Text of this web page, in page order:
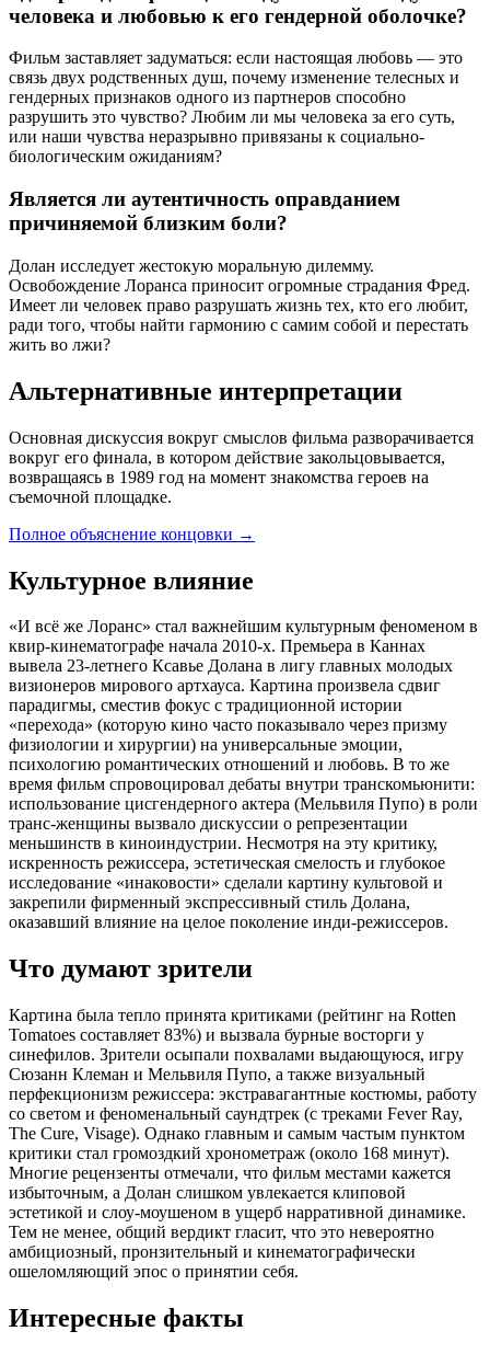
человека и любовью к его гендерной оболочке?
Фильм заставляет задуматься: если настоящая любовь — это
связь двух родственных душ, почему изменение телесных и
гендерных признаков одного из партнеров способно
разрушить это чувство? Любим ли мы человека за его суть,
или наши чувства неразрывно привязаны к социально-
биологическим ожиданиям?
Является ли аутентичность оправданием
причиняемой близким боли?
Долан исследует жестокую моральную дилемму.
Освобождение Лоранса приносит огромные страдания Фред.
Имеет ли человек право разрушать жизнь тех, кто его любит,
ради того, чтобы найти гармонию с самим собой и перестать
жить во лжи?
Альтернативные интерпретации
Основная дискуссия вокруг смыслов фильма разворачивается
вокруг его финала, в котором действие закольцовывается,
возвращаясь в 1989 год на момент знакомства героев на
съемочной площадке.
Полное объяснение концовки →
Культурное влияние
«И всё же Лоранс» стал важнейшим культурным феноменом в
квир-кинематографе начала 2010-х. Премьера в Каннах
вывела 23-летнего Ксавье Долана в лигу главных молодых
визионеров мирового артхауса. Картина произвела сдвиг
парадигмы, сместив фокус с традиционной истории
«перехода» (которую кино часто показывало через призму
физиологии и хирургии) на универсальные эмоции,
психологию романтических отношений и любовь. В то же
время фильм спровоцировал дебаты внутри транскомьюнити:
использование цисгендерного актера (Мельвиля Пупо) в роли
транс-женщины вызвало дискуссии о репрезентации
меньшинств в киноиндустрии. Несмотря на эту критику,
искренность режиссера, эстетическая смелость и глубокое
исследование «инаковости» сделали картину культовой и
закрепили фирменный экспрессивный стиль Долана,
оказавший влияние на целое поколение инди-режиссеров.
Что думают зрители
Картина была тепло принята критиками (рейтинг на Rotten
Tomatoes составляет 83%) и вызвала бурные восторги у
синефилов. Зрители осыпали похвалами выдающуюся, игру
Сюзанн Клеман и Мельвиля Пупо, а также визуальный
перфекционизм режиссера: экстравагантные костюмы, работу
со светом и феноменальный саундтрек (с треками Fever Ray,
The Cure, Visage). Однако главным и самым частым пунктом
критики стал громоздкий хронометраж (около 168 минут).
Многие рецензенты отмечали, что фильм местами кажется
избыточным, а Долан слишком увлекается клиповой
эстетикой и слоу-моушеном в ущерб нарративной динамике.
Тем не менее, общий вердикт гласит, что это невероятно
амбициозный, пронзительный и кинематографически
ошеломляющий эпос о принятии себя.
Интересные факты